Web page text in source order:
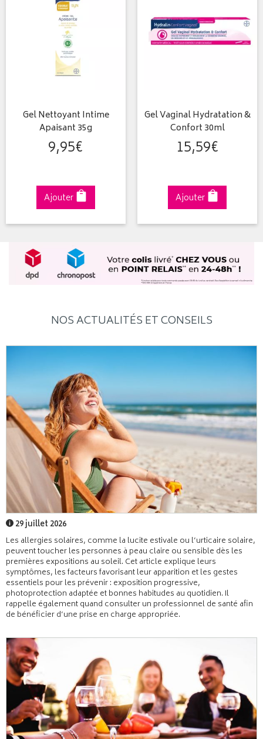
Gel Nettoyant Intime
Apaisant 35g
9,95€
Ajouter
Gel Vaginal Hydratation &
Confort 30ml
15,59€
Ajouter
NOS ACTUALITÉS ET CONSEILS
29 juillet 2026
Les allergies solaires, comme la lucite estivale ou l’urticaire solaire,
peuvent toucher les personnes à peau claire ou sensible dès les
premières expositions au soleil. Cet article explique leurs
symptômes, les facteurs favorisant leur apparition et les gestes
essentiels pour les prévenir : exposition progressive,
photoprotection adaptée et bonnes habitudes au quotidien. Il
rappelle également quand consulter un professionnel de santé afin
de bénéficier d’une prise en charge appropriée.